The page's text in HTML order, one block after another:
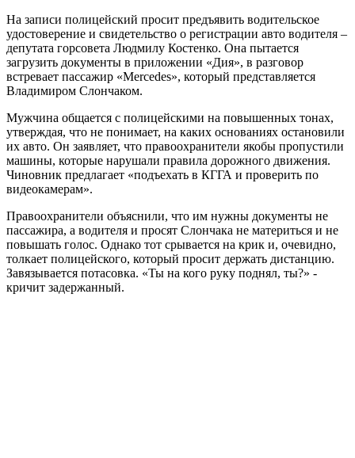
На записи полицейский просит предъявить водительское
удостоверение и свидетельство о регистрации авто водителя –
депутата горсовета Людмилу Костенко. Она пытается
загрузить документы в приложении «Дия», в разговор
встревает пассажир «Mercedes», который представляется
Владимиром Слончаком.
Мужчина общается с полицейскими на повышенных тонах,
утверждая, что не понимает, на каких основаниях остановили
их авто. Он заявляет, что правоохранители якобы пропустили
машины, которые нарушали правила дорожного движения.
Чиновник предлагает «подъехать в КГГА и проверить по
видеокамерам».
Правоохранители объяснили, что им нужны документы не
пассажира, а водителя и просят Слончака не материться и не
повышать голос. Однако тот срывается на крик и, очевидно,
толкает полицейского, который просит держать дистанцию.
Завязывается потасовка. «Ты на кого руку поднял, ты?» -
кричит задержанный.